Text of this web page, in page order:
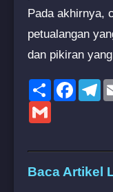
Pada akhirnya,
petualangan
dan pikiran
Share
Baca Artikel